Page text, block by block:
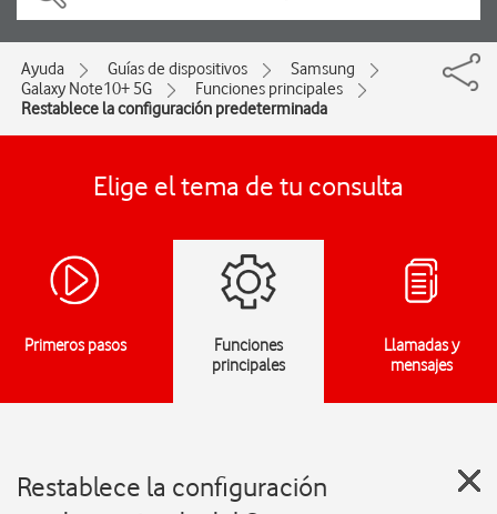
Ayuda Guías de dispositivos
Samsung
Galaxy Note10+ 5G
Funciones principales
Restablece la configuración predeterminada
Elige el tema de tu consulta
Primeros pasos
Funciones
principales
Llamadas y
mensajes
Restablece la configuración